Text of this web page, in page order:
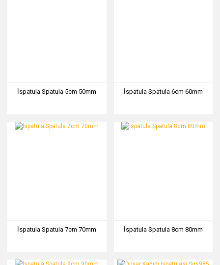
İspatula Spatula 5cm 50mm İspatula Spatula 6cm 60mm
İspatula Spatula 7cm 70mm İspatula Spatula 8cm 80mm